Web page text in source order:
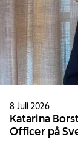
8 Juli 2026
Katarina
Officer på